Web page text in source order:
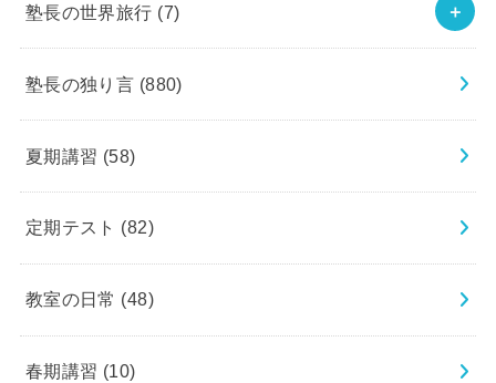
塾長の世界旅行 (7)
塾長の独り言 (880)
夏期講習 (58)
定期テスト (82)
教室の日常 (48)
春期講習 (10)